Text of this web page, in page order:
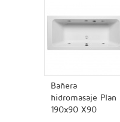
Bañera
hidromasaje Plan
190x90 X90